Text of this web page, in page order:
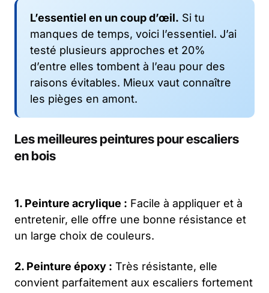
L’essentiel en un coup d’œil. Si tu
manques de temps, voici l’essentiel. J’ai
testé plusieurs approches et 20%
d’entre elles tombent à l’eau pour des
raisons évitables. Mieux vaut connaître
les pièges en amont.
Les meilleures peintures pour escaliers
en bois
1. Peinture acrylique : Facile à appliquer et à
entretenir, elle offre une bonne résistance et
un large choix de couleurs.
2. Peinture époxy : Très résistante, elle
convient parfaitement aux escaliers fortement